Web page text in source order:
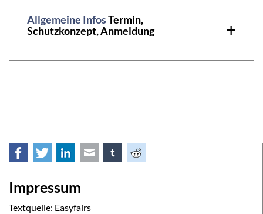
+
Allgemeine InfosTermin,
Schutzkonzept, Anmeldung
Facebook
TwitterLinkedInE-mail tumblrReddit
Impressum
Textquelle: Easyfairs